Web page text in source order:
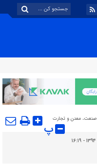
صنعت، معدن و تجارت
پ